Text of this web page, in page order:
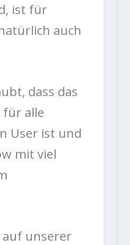
ist für
auch
dass das
für alle
User ist und
mit viel
auf unserer